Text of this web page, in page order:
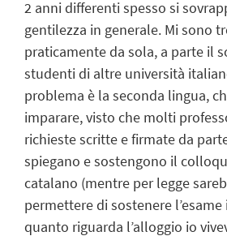
2 anni differenti spesso si
gentilezza in generale. Mi sono
praticamente da sola, a parte il
studenti di altre università
problema è la seconda lingua,
imparare, visto che molti
richieste scritte e firmate da
spiegano e sostengono il
catalano (mentre per legge
permettere di sostenere
quanto riguarda l’alloggio io